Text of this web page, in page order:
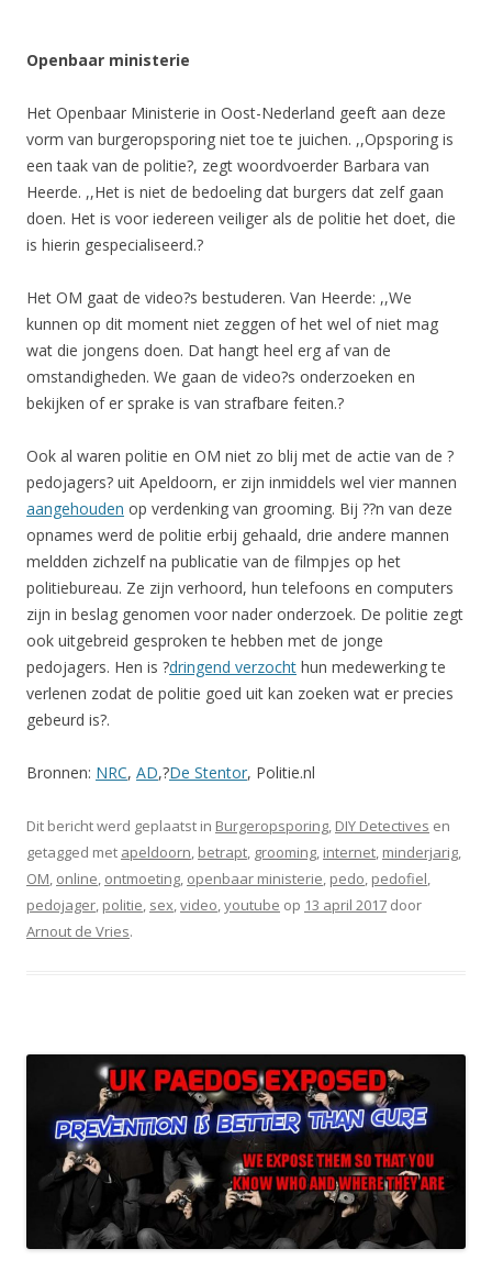
Openbaar ministerie
Het Openbaar Ministerie in Oost-Nederland geeft aan deze
vorm van burgeropsporing niet toe te juichen. ,,Opsporing is
een taak van de politie?, zegt woordvoerder Barbara van
Heerde. ,,Het is niet de bedoeling dat burgers dat zelf gaan
doen. Het is voor iedereen veiliger als de politie het doet, die
is hierin gespecialiseerd.?
Het OM gaat de video?s bestuderen. Van Heerde: ,,We
kunnen op dit moment niet zeggen of het wel of niet mag
wat die jongens doen. Dat hangt heel erg af van de
omstandigheden. We gaan de video?s onderzoeken en
bekijken of er sprake is van strafbare feiten.?
Ook al waren politie en OM niet zo blij met de actie van de ?
pedojagers? uit Apeldoorn, er zijn inmiddels wel vier mannen
aangehouden op verdenking van grooming. Bij ??n van deze
opnames werd de politie erbij gehaald, drie andere mannen
meldden zichzelf na publicatie van de filmpjes op het
politiebureau. Ze zijn verhoord, hun telefoons en computers
zijn in beslag genomen voor nader onderzoek. De politie zegt
ook uitgebreid gesproken te hebben met de jonge
pedojagers. Hen is ?dringend verzocht hun medewerking te
verlenen zodat de politie goed uit kan zoeken wat er precies
gebeurd is?.
Bronnen: NRC, AD,?De Stentor, Politie.nl
Dit bericht werd geplaatst in Burgeropsporing, DIY Detectives en
getagged met apeldoorn, betrapt, grooming, internet, minderjarig,
OM, online, ontmoeting, openbaar ministerie, pedo, pedofiel,
pedojager, politie, sex,video,youtube op 13 april 2017 door
Arnout de Vries.